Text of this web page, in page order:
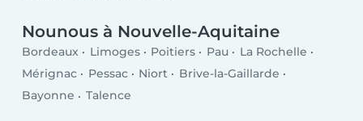
Nounous à Nouvelle-Aquitaine
Bordeaux Limoges Poitiers Pau
La Rochelle
Mérignac
Pessac Niort
Brive-la-Gaillarde
Bayonne
Talence